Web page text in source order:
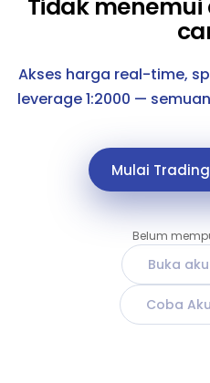
Tidak
Akses harga real-time,
leverage 1:2000 —
Mulai
Belum
Buka
Coba